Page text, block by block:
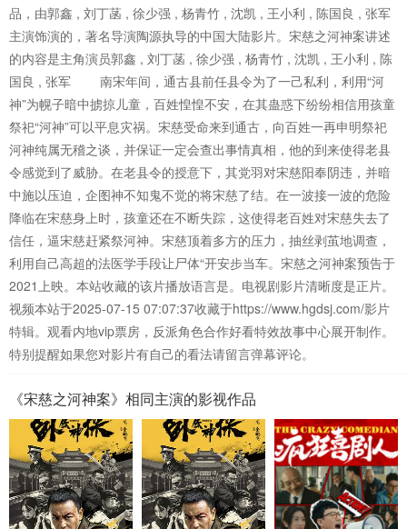
品，由郭鑫 , 刘丁菡 , 徐少强 , 杨青竹 , 沈凯 , 王小利 , 陈国良 , 张军
主演饰演的，著名导演陶源执导的中国大陆影片。宋慈之河神案讲述
的内容是主角演员郭鑫 , 刘丁菡 , 徐少强 , 杨青竹 , 沈凯 , 王小利 , 陈
国良 , 张军 南宋年间，通古县前任县令为了一己私利，利用“河
神”为幌子暗中掳掠儿童，百姓惶惶不安，在其蛊惑下纷纷相信用孩童
祭祀“河神”可以平息灾祸。宋慈受命来到通古，向百姓一再申明祭祀
河神纯属无稽之谈，并保证一定会查出事情真相，他的到来使得老县
令感觉到了威胁。在老县令的授意下，其党羽对宋慈阳奉阴违，并暗
中施以压迫，企图神不知鬼不觉的将宋慈了结。在一波接一波的危险
降临在宋慈身上时，孩童还在不断失踪，这使得老百姓对宋慈失去了
信任，逼宋慈赶紧祭河神。宋慈顶着多方的压力，抽丝剥茧地调查，
利用自己高超的法医学手段让尸体“开安步当车。宋慈之河神案预告于
2021上映。本站收藏的该片播放语言是。电视剧影片清晰度是正片。
视频本站于2025-07-15 07:07:37收藏于https://www.hgdsj.com/影片
特辑。观看内地vip票房，反派角色合作好看特效故事中心展开制作。
特别提醒如果您对影片有自己的看法请留言弹幕评论。
《宋慈之河神案》相同主演的影视作品